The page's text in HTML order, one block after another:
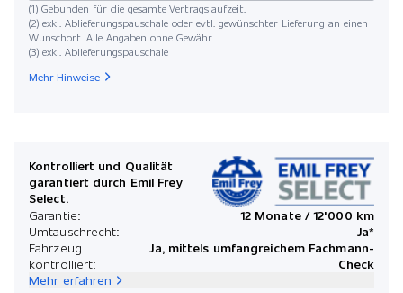
(1) Gebunden für die gesamte Vertragslaufzeit.
(2) exkl. Ablieferungspauschale oder evtl. gewünschter Lieferung an einen
Wunschort. Alle Angaben ohne Gewähr.
(3) exkl. Ablieferungspauschale
Mehr Hinweise
Kontrolliert und Qualität
garantiert durch Emil Frey
Select.
Garantie:
12 Monate / 12'000 km
Umtauschrecht:
Ja*
Fahrzeug
kontrolliert:
Ja, mittels umfangreichem Fachmann-
Check
Mehr erfahren